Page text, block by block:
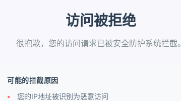
访问被拒绝
很抱歉，您的访问请求已被安全防护系统拦截。
可能的拦截原因
您的IP地址被识别为恶意访问